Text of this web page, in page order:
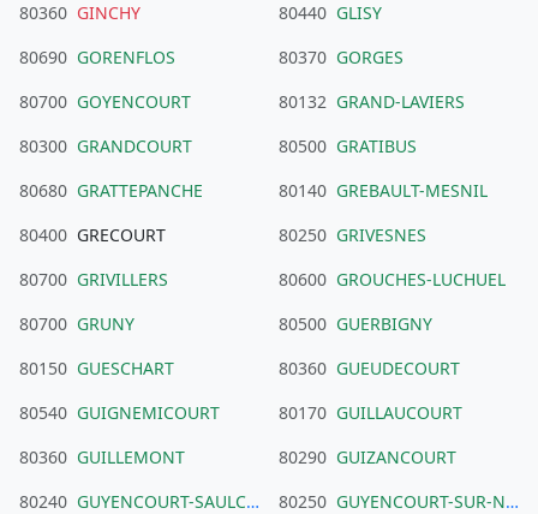
80360 GINCHY 80440 GLISY
80690 GORENFLOS 80370 GORGES
80700 GOYENCOURT 80132 GRAND-LAVIERS
80300 GRANDCOURT 80500 GRATIBUS
80680 GRATTEPANCHE 80140 GREBAULT-MESNIL
80400 GRECOURT 80250 GRIVESNES
80700 GRIVILLERS 80600 GROUCHES-LUCHUEL
80700 GRUNY 80500 GUERBIGNY
80150 GUESCHART 80360 GUEUDECOURT
80540 GUIGNEMICOURT 80170 GUILLAUCOURT
80360 GUILLEMONT 80290 GUIZANCOURT
80240 GUYENCOURT-SAULCOURT 80250 GUYENCOURT-SUR-NOYE